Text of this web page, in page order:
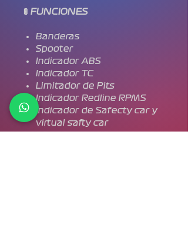
🚦 FUNCIONES
Banderas
Spooter
Indicador ABS
Indicador TC
Limitador de Pits
Indicador Redline RPMS
Indicador de Safecty car y
virtual safty car